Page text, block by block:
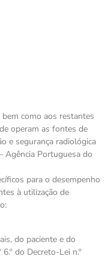
como aos restantes
operam as fontes de
e segurança radiológica
Agência Portuguesa do
para o desempenho
à utilização de
do paciente e do
do Decreto-Lei n.º